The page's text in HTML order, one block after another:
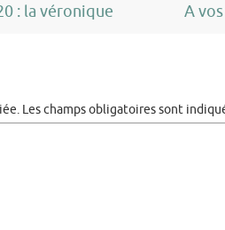
: la véronique A
Les champs obligatoires sont